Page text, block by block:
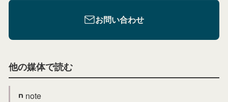
お問い合わせ
他の媒体で読む
note